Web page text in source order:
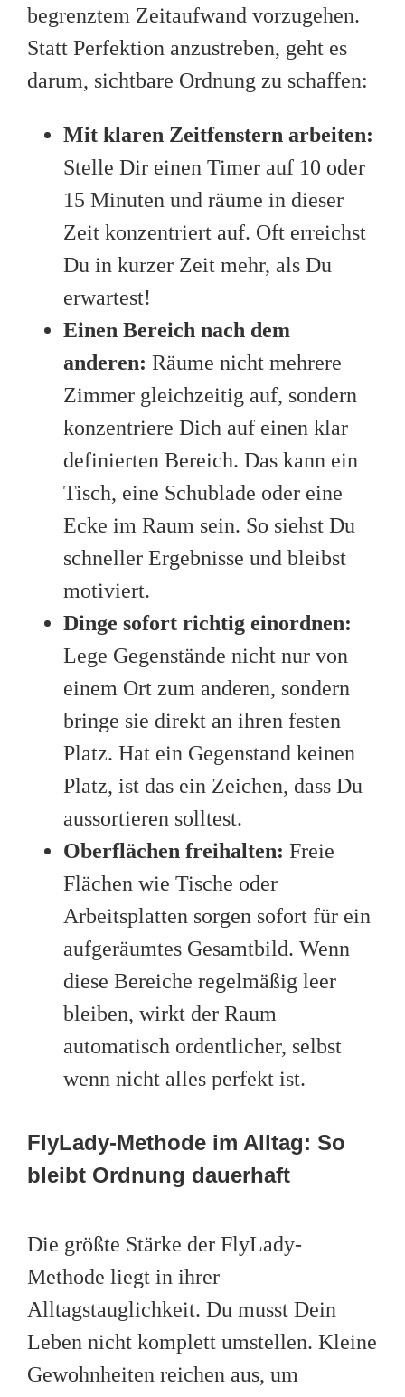
begrenztem Zeitaufwand vorzugehen.
Statt Perfektion anzustreben, geht es
darum, sichtbare Ordnung zu schaffen:
Mit klaren Zeitfenstern arbeiten:
Stelle Dir einen Timer auf 10 oder
15 Minuten und räume in dieser
Zeit konzentriert auf. Oft erreichst
Du in kurzer Zeit mehr, als Du
erwartest!
Einen Bereich nach dem
anderen: Räume nicht mehrere
Zimmer gleichzeitig auf, sondern
konzentriere Dich auf einen klar
definierten Bereich. Das kann ein
Tisch, eine Schublade oder eine
Ecke im Raum sein. So siehst Du
schneller Ergebnisse und bleibst
motiviert.
Dinge sofort richtig einordnen:
Lege Gegenstände nicht nur von
einem Ort zum anderen, sondern
bringe sie direkt an ihren festen
Platz. Hat ein Gegenstand keinen
Platz, ist das ein Zeichen, dass Du
aussortieren solltest.
Oberflächen freihalten: Freie
Flächen wie Tische oder
Arbeitsplatten sorgen sofort für ein
aufgeräumtes Gesamtbild. Wenn
diese Bereiche regelmäßig leer
bleiben, wirkt der Raum
automatisch ordentlicher, selbst
wenn nicht alles perfekt ist.
FlyLady-Methode im Alltag: So
bleibt Ordnung dauerhaft
Die größte Stärke der FlyLady-
Methode liegt in ihrer
Alltagstauglichkeit. Du musst Dein
Leben nicht komplett umstellen. Kleine
Gewohnheiten reichen aus, um